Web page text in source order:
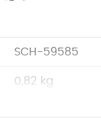
SCH-59585
0,82 kg